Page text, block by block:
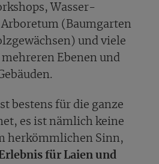
Wasser-
(Baumgarten
und viele
Ebenen und
bestens für die ganze
es ist nämlich keine
herkömmlichen Sinn,
Erlebnis für Laien und